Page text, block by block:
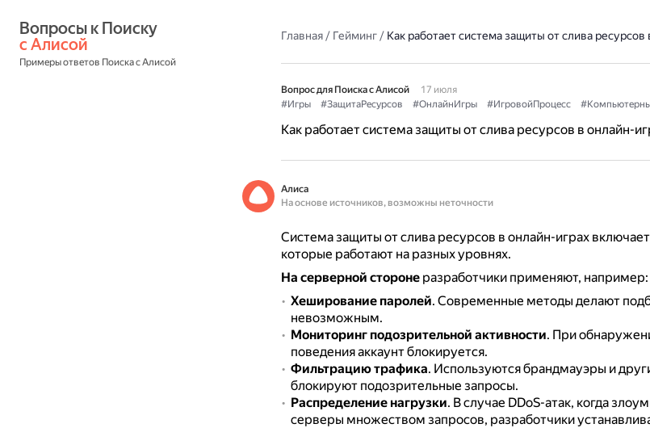
с Алисой
Примеры ответов Поиска с Алисой
Главная/ Гейминг/ Как работает система защиты от слива ресурсов
Вопрос для Поиска с Алисой
17 июля
#Игры
#ЗащитаРесурсов #ОнлайнИгры #ИгровойПроцесс
Как работает система защиты от слива ресурсов в онлайн-
Алиса
На основе источников, возможны неточности
Система защиты от слива ресурсов в онлайн-играх
которые работают на разных уровнях.
На серверной сторонеразработчики применяют, например:
Хеширование паролей. Современные методы делают
невозможным.
Мониторинг подозрительной активности. При
поведения аккаунт блокируется.
Фильтрацию трафика. Используются брандмауэры и
блокируют подозрительные запросы.
Распределение нагрузки. В случае DDoS-атак, когда
серверы множеством запросов, разработчики